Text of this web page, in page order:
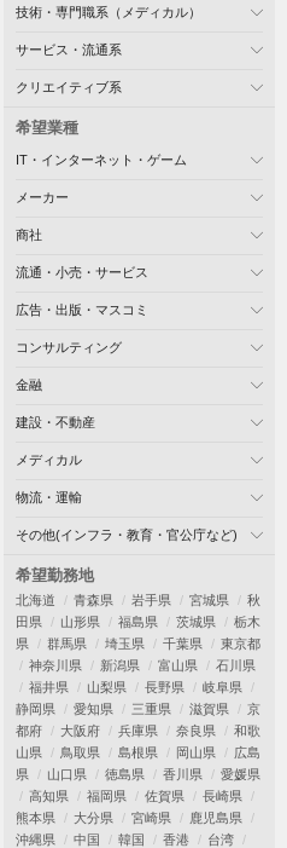
技術・専門職系（メディカル）
サービス・流通系
クリエイティブ系
希望業種
IT・インターネット・ゲーム
メーカー
商社
流通・小売・サービス
広告・出版・マスコミ
コンサルティング
金融
建設・不動産
メディカル
物流・運輸
その他(インフラ・教育・官公庁など)
希望勤務地
北海道 青森県 岩手県 宮城県
秋
田県
山形県 福島県 茨城県
栃木
県
群馬県 埼玉県 千葉県
東京都
神奈川県
新潟県 富山県
石川県
福井県
山梨県 長野県
岐阜県
静岡県
愛知県 三重県 滋賀県
京
都府
大阪府 兵庫県 奈良県
和歌
山県
鳥取県 島根県 岡山県
広島
県
山口県 徳島県 香川県
愛媛県
高知県
福岡県 佐賀県
長崎県
熊本県
大分県 宮崎県
鹿児島県
沖縄県
中国 韓国 香港
台湾